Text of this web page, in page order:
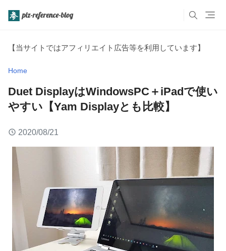
【当サイトではアフィリエイト広告等を利用しています】
Home
Duet DisplayはWindowsPC＋iPadで使い
やすい【Yam Displayとも比較】
2020/08/21